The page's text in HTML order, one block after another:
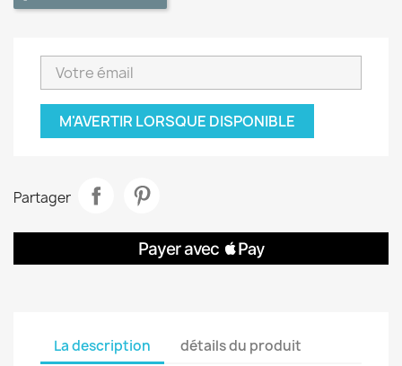
M'AVERTIR LORSQUE DISPONIBLE
Partager
La description détails du produit